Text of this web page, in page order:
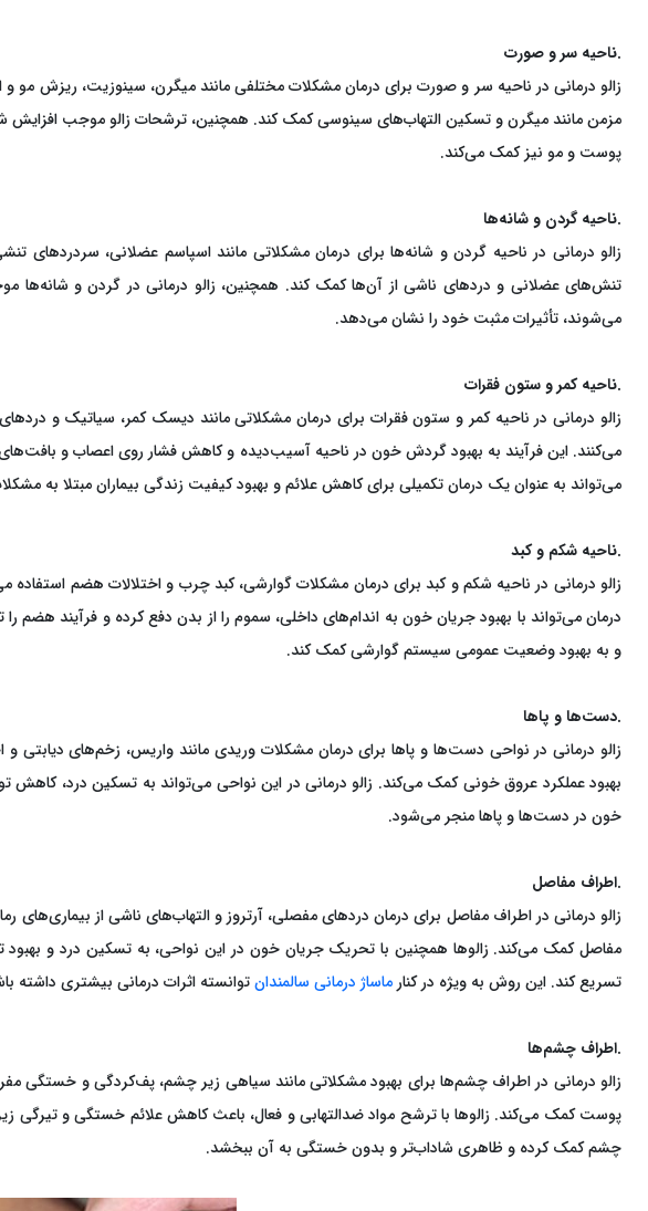
.ناحیه سر و صورت
زالو درمانی در ناحیه سر و صورت برای درمان مشکلات مختلفی مانند میگرن، سینوزیت، ریزش مو
مزمن مانند میگرن و تسکین التهاب‌های سینوسی کمک کند. همچنین، ترشحات زالو موجب
پوست و مو نیز کمک می‌کند.
.ناحیه گردن و شانه‌ها
زالو درمانی در ناحیه گردن و شانه‌ها برای درمان مشکلاتی مانند اسپاسم عضلانی،
تنش‌های عضلانی و دردهای ناشی از آن‌ها کمک کند. همچنین، زالو درمانی در گردن و
می‌شوند، تأثیرات مثبت خود را نشان می‌دهد.
.ناحیه کمر و ستون فقرات
زالو درمانی در ناحیه کمر و ستون فقرات برای درمان مشکلاتی مانند دیسک کمر، سیاتیک و
می‌کنند. این فرآیند به بهبود گردش خون در ناحیه آسیب‌دیده و کاهش فشار روی اعصاب و
می‌تواند به عنوان یک درمان تکمیلی برای کاهش علائم و بهبود کیفیت زندگی بیماران مبتلا به
.ناحیه شکم و کبد
زالو درمانی در ناحیه شکم و کبد برای درمان مشکلات گوارشی، کبد چرب و اختلالات هضم استفاده
درمان می‌تواند با بهبود جریان خون به اندام‌های داخلی، سموم را از بدن دفع کرده و فرآیند هضم
و به بهبود وضعیت عمومی سیستم گوارشی کمک کند.
.دست‌ها و پاها
زالو درمانی در نواحی دست‌ها و پاها برای درمان مشکلات وریدی مانند واریس، زخم‌های دیابتی
بهبود عملکرد عروق خونی کمک می‌کند. زالو درمانی در این نواحی می‌تواند به تسکین درد، کاهش
خون در دست‌ها و پاها منجر می‌شود.
.اطراف مفاصل
زالو درمانی در اطراف مفاصل برای درمان دردهای مفصلی، آرتروز و التهاب‌های ناشی از بیماری‌های
مفاصل کمک می‌کند. زالوها همچنین با تحریک جریان خون در این نواحی، به تسکین درد و
تسریع کند. این روش به ویژه در کنار ماساژ درمانی سالمندانتوانسته اثرات درمانی بیشتری
.اطراف چشم‌ها
زالو درمانی در اطراف چشم‌ها برای بهبود مشکلاتی مانند سیاهی زیر چشم، پف‌کردگی و خستگی
پوست کمک می‌کند. زالوها با ترشح مواد ضدالتهابی و فعال، باعث کاهش علائم خستگی و
چشم کمک کرده و ظاهری شاداب‌تر و بدون خستگی به آن ببخشد.